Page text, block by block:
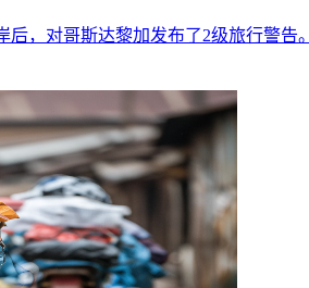
，对哥斯达黎加发布了2级旅行警告